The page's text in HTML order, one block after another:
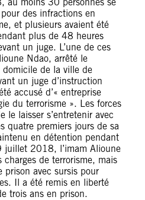
des infractions en
et plusieurs avaient été
plus de 48 heures
un juge. L’une de ces
Ndao, arrêté le
de la ville de
un juge d’instruction
accusé d’« entreprise
du terrorisme ». Les forces
le laisser s’entretenir avec
quatre premiers jours de sa
en détention pendant
juillet 2018, l’imam Alioune
de terrorisme, mais
prison avec sursis pour
Il a été remis en liberté
trois ans en prison.